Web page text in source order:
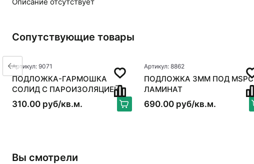
Сопутствующие товары
Артикул: 9071
ПОДЛОЖКА-ГАРМОШКА
СОЛИД С ПАРОИЗОЛЯЦИЕЙ
ANTI SLIP
310.00 руб/кв.м.
Артикул: 8862
ПОДЛОЖКА 3ММ ПОД MSPC
ЛАМИНАТ
690.00 руб/кв.м.
Вы смотрели